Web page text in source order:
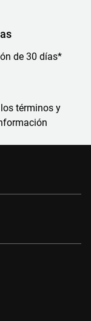
de 30 días*
términos y